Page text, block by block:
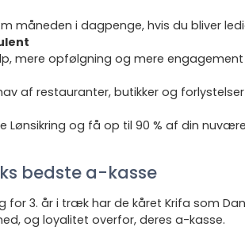
måneden i dagpenge, hvis du bliver
mere opfølgning og mere
af restauranter, butikker og
Lønsikring og få op til 90 % af din
bedste a-kasse
for 3. år i træk har de kåret Krifa som
og loyalitet overfor, deres a-kasse.